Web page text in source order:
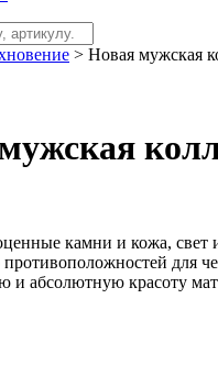
> Новая мужская
камни и кожа, свет
для
и абсолютную красоту